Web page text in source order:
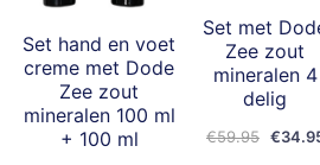
Set hand en voet
creme met Dode
Zee zout
mineralen 100 ml
+ 100 ml
Set met
Zee zout
mineralen 4
delig
€59.95 €